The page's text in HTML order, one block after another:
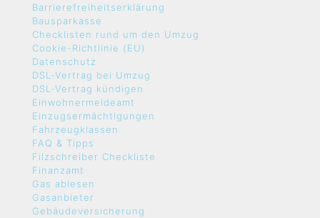
Barrierefreiheitserklärung
Bausparkasse
Checklisten rund um den Umzug
Cookie-Richtlinie (EU)
Datenschutz
DSL-Vertrag bei Umzug
DSL-Vertrag kündigen
Einwohnermeldeamt
Einzugsermächtigungen
Fahrzeugklassen
FAQ & Tipps
Filzschreiber Checkliste
Finanzamt
Gas ablesen
Gasanbieter
Gebäudeversicherung